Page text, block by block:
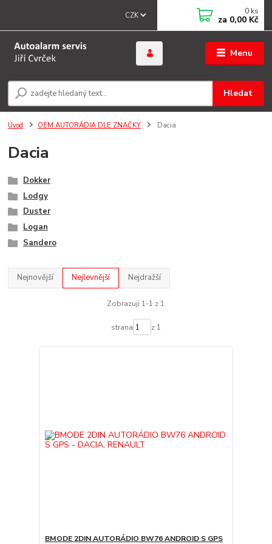
Menu
CZK
Hledat
0 ks
za 0,00 Kč
Úvod OEM AUTORÁDIA DLE ZNAČKY Dacia
Dacia
Dokker
Lodgy
Duster
Logan
Sandero
Nejnovější Nejlevnější Nejdražší
Zobrazuji 1-1 z 1
strana z 1
BMODE 2DIN AUTORÁDIO BW76 ANDROID S GPS